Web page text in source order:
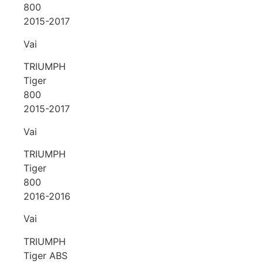
800
2015-2017
Vai
TRIUMPH
Tiger
800
2015-2017
Vai
TRIUMPH
Tiger
800
2016-2016
Vai
TRIUMPH
Tiger ABS